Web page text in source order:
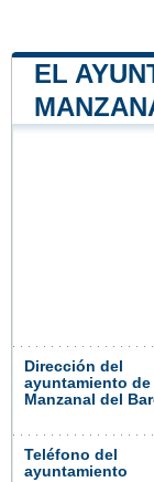
EL
Dirección del
ayuntamiento de
Manzanal del
Teléfono del
ayuntamiento